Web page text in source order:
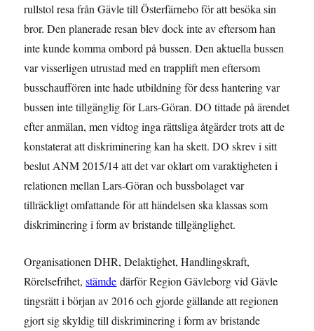
rullstol resa från Gävle till Österfärnebo för att besöka sin
bror. Den planerade resan blev dock inte av eftersom han
inte kunde komma ombord på bussen. Den aktuella bussen
var visserligen utrustad med en trapplift men eftersom
busschauffören inte hade utbildning för dess hantering var
bussen inte tillgänglig för Lars-Göran. DO tittade på ärendet
efter anmälan, men vidtog inga rättsliga åtgärder trots att de
konstaterat att diskriminering kan ha skett. DO skrev i sitt
beslut ANM 2015/14 att det var oklart om varaktigheten i
relationen mellan Lars-Göran och bussbolaget var
tillräckligt omfattande för att händelsen ska klassas som
diskriminering i form av bristande tillgänglighet.
Organisationen DHR, Delaktighet, Handlingskraft,
Rörelsefrihet,stämde därför Region Gävleborg vid Gävle
tingsrätt i början av 2016 och gjorde gällande att regionen
gjort sig skyldig till diskriminering i form av bristande